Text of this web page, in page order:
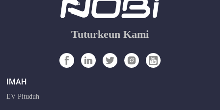
Tuturkeun Kami
IMAH
EV Pituduh